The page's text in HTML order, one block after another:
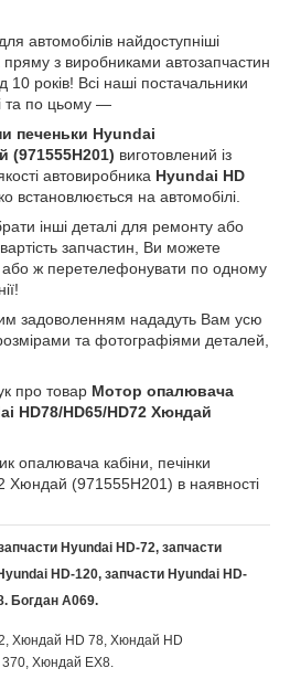
автомобілів найдоступніші
з виробниками автозапчастин
10 років! Всі наші постачальники
та по цьому —
печеньки Hyundai
(971555H201) виготовлений із
автовиробника Hyundai HD
встановлюється на автомобілі.
інші деталі для ремонту або
запчастин, Ви можете
або ж перетелефонувати по одному
задоволенням нададуть Вам усю
та фотографіями деталей,
про товар Мотор опалювача
HD78/HD65/HD72 Хюндай
опалювача кабіни, печінки
Хюндай (971555H201) в наявності
Hyundai HD-72, запчасти
HD-120, запчасти Hyundai HD-
Богдан А069.
Хюндай HD 78, Хюндай HD
Хюндай ЕХ8.